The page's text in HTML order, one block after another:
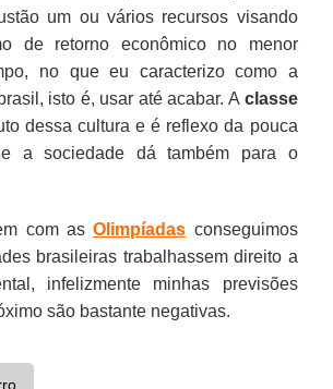
um ou vários recursos visando
de retorno econômico no menor
no que eu caracterizo como a
isto é, usar até acabar. A classe
dessa cultura e é reflexo da pouca
a sociedade dá também para o
com asOlimpíadas conseguimos
brasileiras trabalhassem direito a
infelizmente minhas previsões
são bastante negativas.